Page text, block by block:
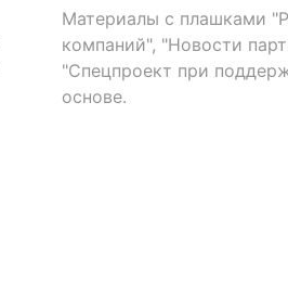
Материалы с плашками
компаний", "Новости
"Спецпроект при
основе.